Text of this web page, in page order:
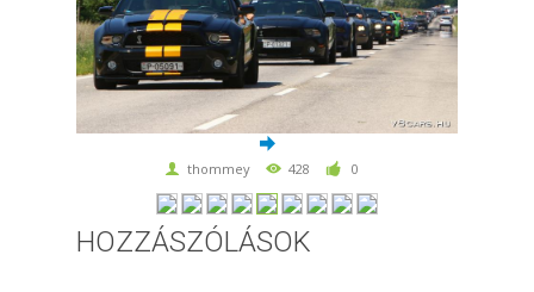
thommey 428 0
HOZZÁSZÓLÁSOK